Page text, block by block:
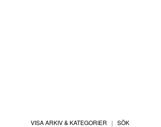
VISA ARKIV & KATEGORIER | SÖK